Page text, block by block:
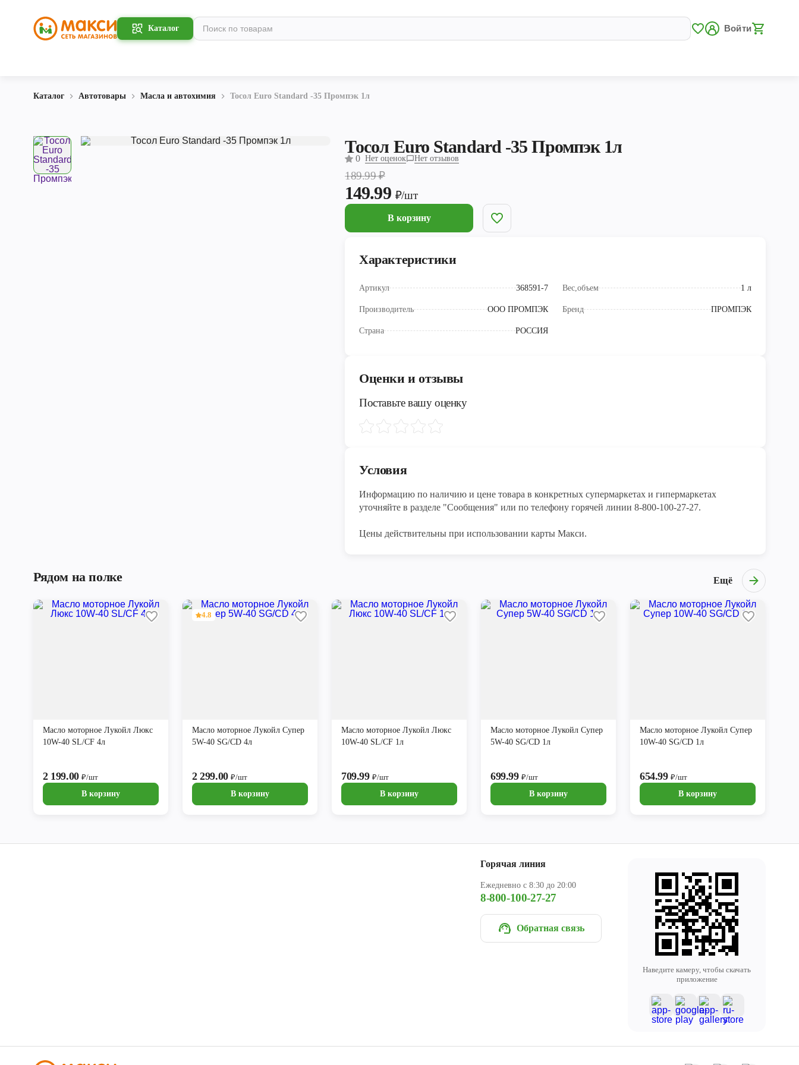
Каталог Войти
Каталог Автотовары Масла и автохимия Тосол Euro Standard -35 Промпэк 1л
Тосол Euro Standard -35 Промпэк 1л
0 Нет оценок Нет отзывов
189.99₽
149.99 ₽/шт
В корзину
Характеристики
Артикул 368591-7 Вес,объем 1 л
Производитель ООО ПРОМПЭК Бренд ПРОМПЭК
Страна РОССИЯ
Оценки и отзывы
Поставьте вашу оценку
Условия
Информацию по наличию и цене товара в конкретных супермаркетах и гипермаркетах
уточняйте в разделе "Сообщения" или по телефону горячей линии 8-800-100-27-27.
Цены действительны при использовании карты Макси.
Рядом на полке Ещё
Масло моторное Лукойл Люкс
10W-40 SL/CF 4л
2 199.00₽/шт
В корзину
4.8
Масло моторное Лукойл Супер
5W-40 SG/CD 4л
2 299.00₽/шт
В корзину
Масло моторное Лукойл Люкс
10W-40 SL/CF 1л
709.99₽/шт
В корзину
Масло моторное Лукойл Супер
5W-40 SG/CD 1л
699.99₽/шт
В корзину
Масло моторное Лукойл Супер
10W-40 SG/CD 1л
654.99₽/шт
В корзину
Горячая линия
Ежедневно с 8:30 до 20:00
8-800-100-27-27
Обратная связь
Наведите камеру, чтобы скачать
приложение